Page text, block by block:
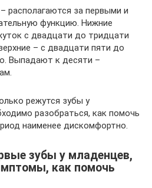
располагаются за первыми и
функцию. Нижние
с двадцати до тридцати
– с двадцати пяти до
Выпадают к десяти –
режутся зубы у
разобраться, как помочь
наименее дискомфортно.
зубы у младенцев,
как помочь